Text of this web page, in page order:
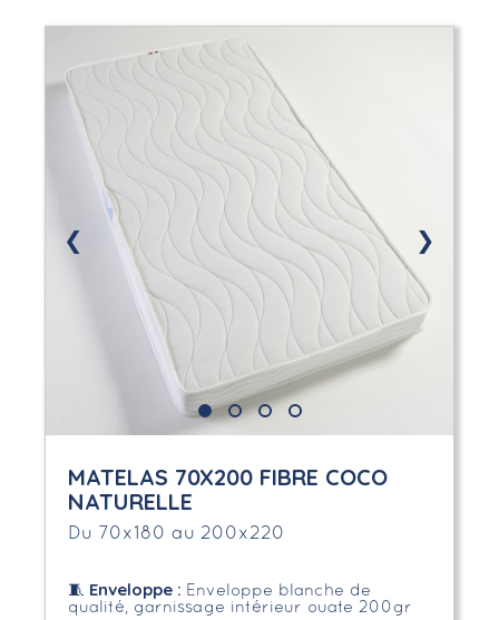
❮ ❯
MATELAS 70X200 FIBRE COCO
NATURELLE
Du 70x180 au 200x220
🧵 Enveloppe: Enveloppe blanche de
qualité, garnissage intérieur ouate 200gr